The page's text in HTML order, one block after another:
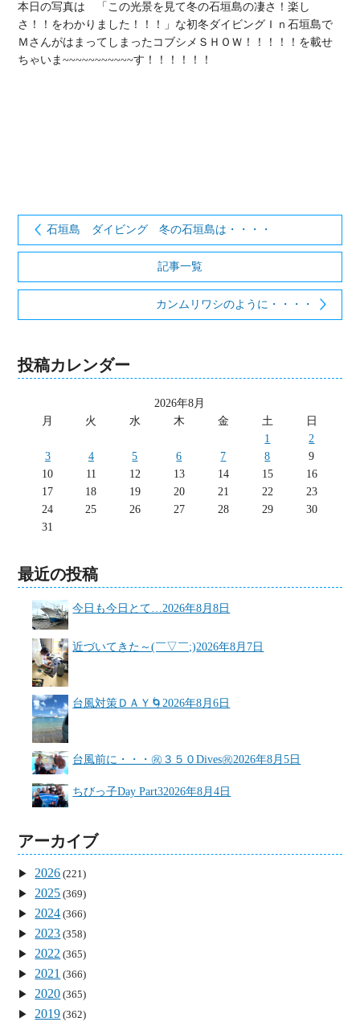
本日の写真は　「この光景を見て冬の石垣島の凄さ！楽し
さ！！をわかりました！！！」な初冬ダイビングＩｎ石垣島で
ＭさんがはまってしまったコブシメＳＨＯＷ！！！！！を載せ
ちゃいま~~~~~~~~~~~す！！！！！！
石垣島 ダイビング 冬の石垣島は・・・・
記事一覧
カンムリワシのように・・・・
投稿カレンダー
2026年8月
月
火 水 木 金 土
日
1
2
3
4 5 6 7 8
9
10
11 12 13 14 15
16
17
18 19 20 21 22
23
24
25 26 27 28 29
30
31
最近の投稿
今日も今日とて… 2026年8月8日
近づいてきた～(￣▽￣;)2026年8月7日
台風対策ＤＡＹ🌀 2026年8月6日
台風前に・・・㊗３５０Dives㊗2026年8月5日
ちびっ子Day Part32026年8月4日
アーカイブ
2026 (221)
2025 (369)
2024 (366)
2023 (358)
2022 (365)
2021 (366)
2020 (365)
2019 (362)